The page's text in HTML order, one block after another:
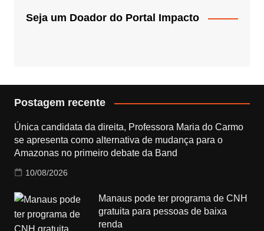
Seja um Doador do Portal Impacto
Postagem recente
Única candidata da direita, Professora Maria do Carmo
se apresenta como alternativa de mudança para o
Amazonas no primeiro debate da Band
10/08/2026
Manaus pode ter programa de CNH
gratuita para pessoas de baixa
renda